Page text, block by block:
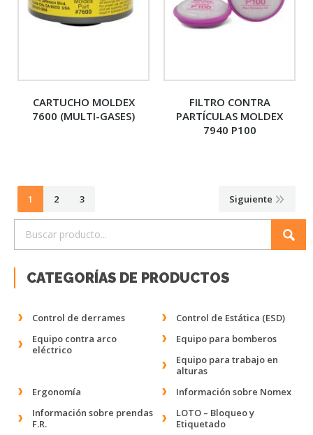
CARTUCHO MOLDEX
7600 (MULTI-GASES)
FILTRO CONTRA
PARTÍCULAS MOLDEX
7940 P100
1 2 3 Siguiente
CATEGORÍAS DE PRODUCTOS
Control de derrames
Control de Estática (ESD)
Equipo contra arco
eléctrico
Equipo para bomberos
Equipo para trabajo en
alturas
Ergonomía
Información sobre Nomex
Información sobre prendas
F.R.
LOTO – Bloqueo y
Etiquetado